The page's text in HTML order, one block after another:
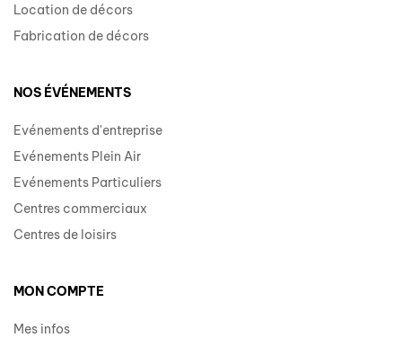
Location de décors
Fabrication de décors
NOS ÉVÉNEMENTS
Evénements d'entreprise
Evénements Plein Air
Evénements Particuliers
Centres commerciaux
Centres de loisirs
MON COMPTE
Mes infos